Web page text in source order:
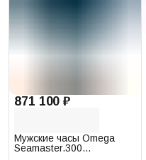
871 100 ₽
Мужские часы Omega
Seamaster.300